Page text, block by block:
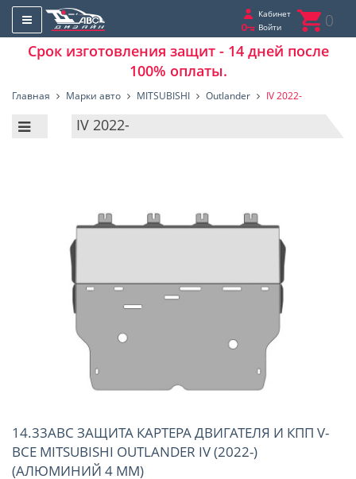
Кабинет
Войти
0
Срок изготовления защит - 14 дней после
100% оплаты.
Главная Марки авто MITSUBISHI Outlander IV 2022-
IV 2022-
14.33ABC ЗАЩИТА КАРТЕРА ДВИГАТЕЛЯ И КПП V-
ВСЕ MITSUBISHI OUTLANDER IV (2022-)
(АЛЮМИНИЙ 4 ММ)